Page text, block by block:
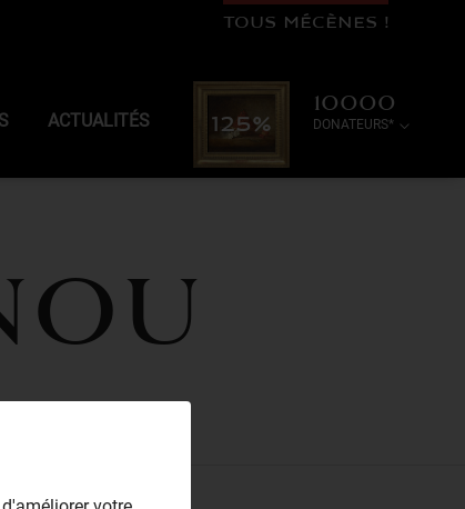
TOUS MÉCÈNES !
ACTUALITÉS 125%
10000
DONATEURS*